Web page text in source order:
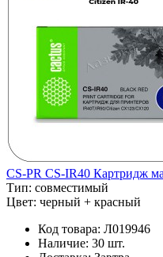
CS-PR CS-IR40 Картридж
Тип: совместимый
Цвет: черный + красный
Код товара: Л019946
Наличие: 30 шт.